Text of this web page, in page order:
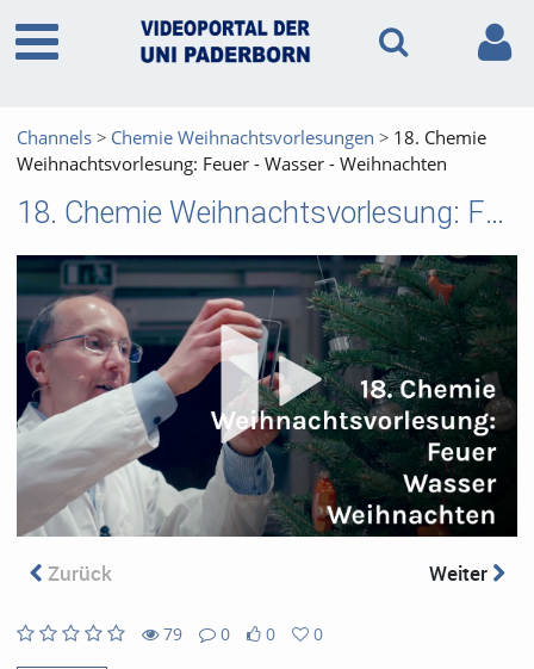
Channels Chemie Weihnachtsvorlesungen
18. Chemie
Weih­nachts­vor­le­sung: Feu­er - Was­ser - Weih­nach­ten
18. Chemie Weih­nachts­vor­le­sung: Feu­er - Was­ser - Weih­nach­ten
Zurück Weiter
79
0
0
0